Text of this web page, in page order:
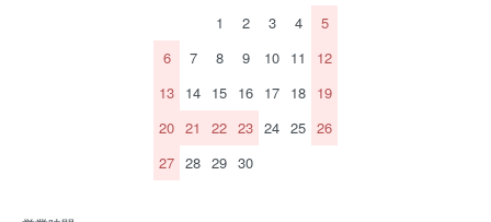
1
2 3 4
5
6
7 8 9 10 11
12
13 14 15 16 17 18 19
20 21 22 23 24 25 26
27 28 29 30